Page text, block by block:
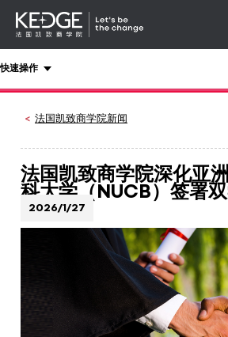
Kedge
快速操作
法国凯致商学院新闻
法国凯致商学院深化亚
科大学（NUCB）签署
2026/1/27